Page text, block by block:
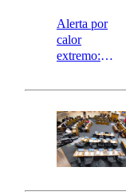
Alerta por
calor
extremo:
activa Alerta
Preventiva en
tres comunas